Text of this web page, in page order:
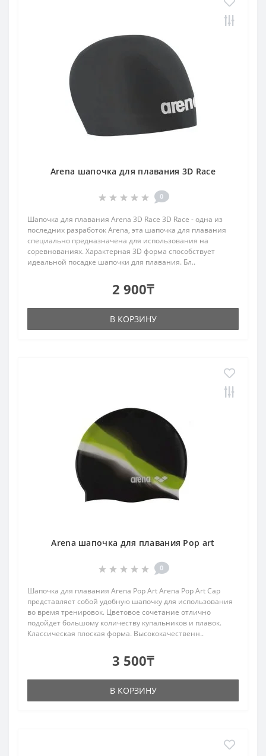
Arena шапочка для плавания 3D Race
0
Шапочка для плавания Arena 3D Race 3D Race - одна из
последних разработок Arena, эта шапочка для плавания
специально предназначена для использования на
соревнованиях. Характерная 3D форма способствует
идеальной посадке шапочки для плавания. Бл..
2 900₸
В КОРЗИНУ
Arena шапочка для плавания Pop art
0
Шапочка для плавания Arena Pop Art Arena Pop Art Cap
представляет собой удобную шапочку для использования
во время тренировок. Цветовое сочетание отлично
подойдет большому количеству купальников и плавок.
Классическая плоская форма. Высококачественн..
3 500₸
В КОРЗИНУ